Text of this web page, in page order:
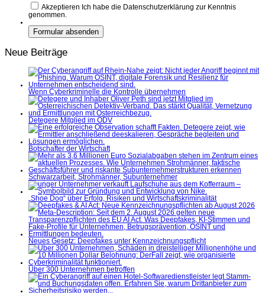
Akzeptieren Ich habe die Datenschutzerklärung zur Kenntnis
genommen.
Neue Beiträge
Wenn Cyberkriminelle die Kontrolle übernehmen
Detegere Mitglied im ÖDV
Botschafter der Wirtschaft
Schwarzarbeit, Strohmänner, Subunternehmer
„Shoe Dog“ über Erfolg, Risiken und Wirtschaftskriminalität
Neues Gesetz: Deepfakes unter Kennzeichnungspflicht
Über 300 Unternehmen betroffen